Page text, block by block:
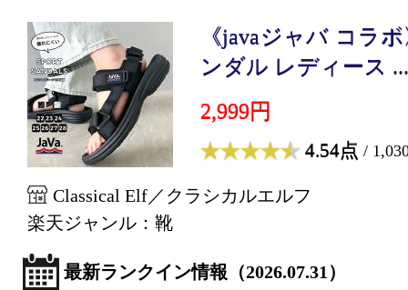
《javaジャバ コラ
ンダル レディース ...
2,999円
4.54点 /
Classical Elf／クラシカルエルフ
楽天ジャンル：靴
最新ランクイン情報（2026.07.31）